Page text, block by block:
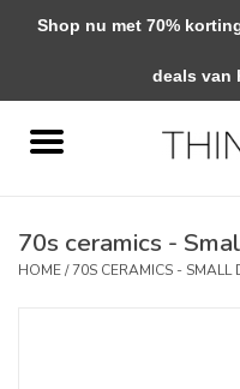
Woondecoratie
70s ceramics -
HOME/70S CERAMICS - SMALL
Shop nu met 70%
deals van